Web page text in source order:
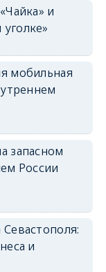
и
мобильная
запасном
России
и